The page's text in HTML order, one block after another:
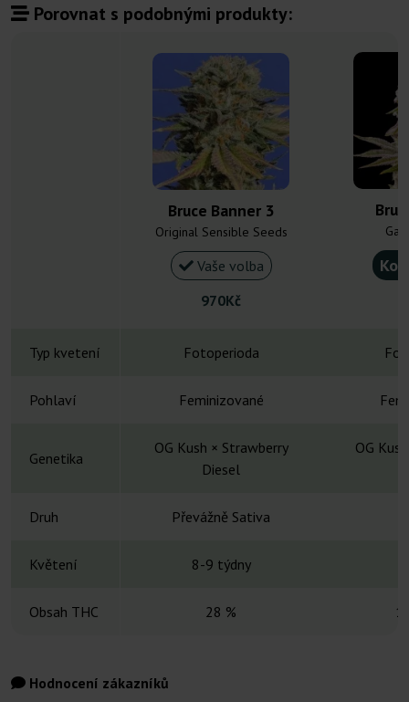
Porovnat s podobnými produkty:
Bruce Banner 3
Original Sensible Seeds
Vaše volba
970Kč
Typ kvetení Fotoperioda
Pohlaví Feminizované
Genetika
OG Kush × Strawberry
Diesel
OG
Druh Převážně Sativa
Květení 8-9 týdny
Obsah THC 28 %
Hodnocení zákazníků